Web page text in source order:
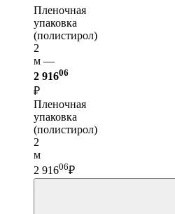
Пленочная
упаковка
(полистирол)
2
м —
2 91606
₽
Пленочная
упаковка
(полистирол)
2
м
2 91606₽